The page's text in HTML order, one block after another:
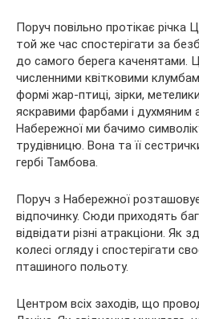
Поруч повільно протікає річка
той же час спостерігати за
до самого берега каченятами.
численними квітковими
формі жар-птиці, зірки,
яскравими фарбами і духмяним
Набережної ми бачимо
трудівницю. Вона та її
гербі Тамбова.
Поруч з Набережної
відпочинку. Сюди приходять
відвідати різні атракціони. Як
колесі огляду і спостерігати
пташиного польоту.
Центром всіх заходів, що